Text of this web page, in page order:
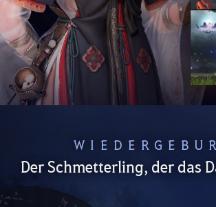
Der Schmetterling, der das